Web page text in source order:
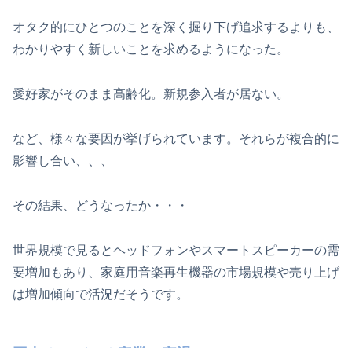
オタク的にひとつのことを深く掘り下げ追求するよりも、
わかりやすく新しいことを求めるようになった。
愛好家がそのまま高齢化。新規参入者が居ない。
など、様々な要因が挙げられています。それらが複合的に
影響し合い、、、
その結果、どうなったか・・・
世界規模で見るとヘッドフォンやスマートスピーカーの需
要増加もあり、家庭用音楽再生機器の市場規模や売り上げ
は増加傾向で活況だそうです。